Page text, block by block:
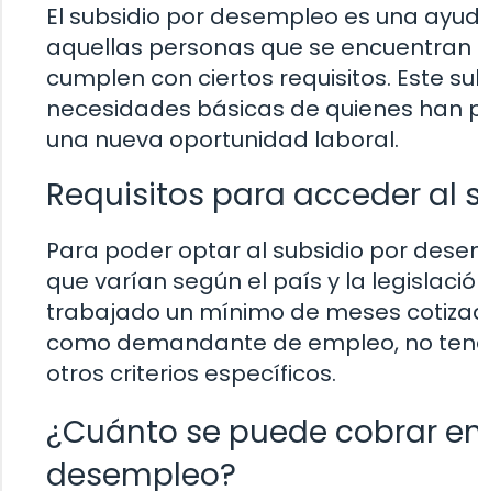
El subsidio por desempleo es una
aquellas personas que se
cumplen con ciertos requisitos. Este
necesidades básicas de quienes
una nueva oportunidad laboral.
Requisitos para acceder al
Para poder optar al subsidio por
que varían según el país y la
trabajado un mínimo de meses
como demandante de empleo, no
otros criterios específicos.
¿Cuánto se puede cobrar
desempleo?